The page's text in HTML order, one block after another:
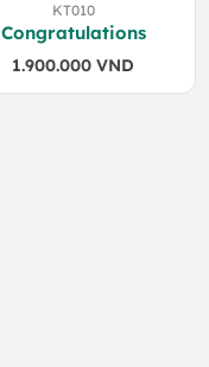
KT010
Congratulations
1.900.000 VND